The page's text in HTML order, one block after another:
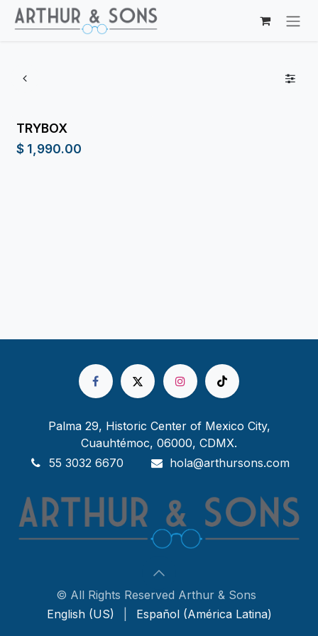
Ir al contenido
TRYBOX
$ 1,990.00
Palma 29, Historic Center of Mexico City,
Cuauhtémoc, 06000, CDMX.
55 3032 6670
hola@arthursons.com
© All Rights Reserved Arthur & Sons
English (US)
Español (América Latina)